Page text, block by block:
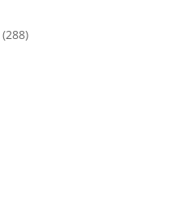
(288)